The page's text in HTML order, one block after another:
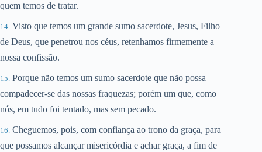
quem temos de tratar.
Visto que temos um grande sumo sacerdote, Jesus, Filho
de Deus, que penetrou nos céus, retenhamos firmemente a
nossa confissão.
Porque não temos um sumo sacerdote que não possa
compadecer-se das nossas fraquezas; porém um que, como
nós, em tudo foi tentado, mas sem pecado.
Cheguemos, pois, com confiança ao trono da graça, para
que possamos alcançar misericórdia e achar graça, a fim de